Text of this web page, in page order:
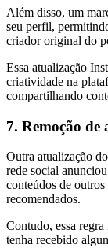
Além disso, um
seu perfil,
criador original do
Essa atualização
criatividade na
compartilhando
7. Remoção de
Outra atualização
rede social
conteúdos de
recomendados.
Contudo, essa
tenha recebido